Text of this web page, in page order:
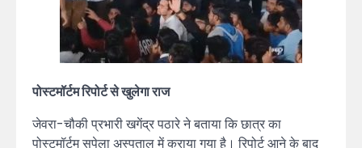
पोस्टमॉर्टम रिपोर्ट से खुलेगा राज
जेवरा-चौकी प्रभारी खगेंद्र पठारे ने बताया कि छात्र का
पोस्टमॉर्टम सुपेला अस्पताल में कराया गया है। रिपोर्ट आने के बाद